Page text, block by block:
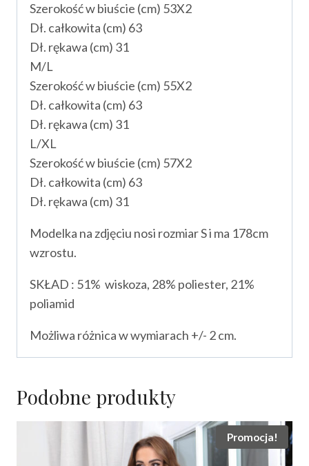
Szerokość w biuście (cm) 53X2
Dł. całkowita (cm) 63
Dł. rękawa (cm) 31
M/L
Szerokość w biuście (cm) 55X2
Dł. całkowita (cm) 63
Dł. rękawa (cm) 31
L/XL
Szerokość w biuście (cm) 57X2
Dł. całkowita (cm) 63
Dł. rękawa (cm) 31
Modelka na zdjęciu nosi rozmiar S i ma 178cm
wzrostu.
SKŁAD : 51% wiskoza, 28% poliester, 21%
poliamid
Możliwa różnica w wymiarach +/- 2 cm.
Podobne produkty
Promocja!